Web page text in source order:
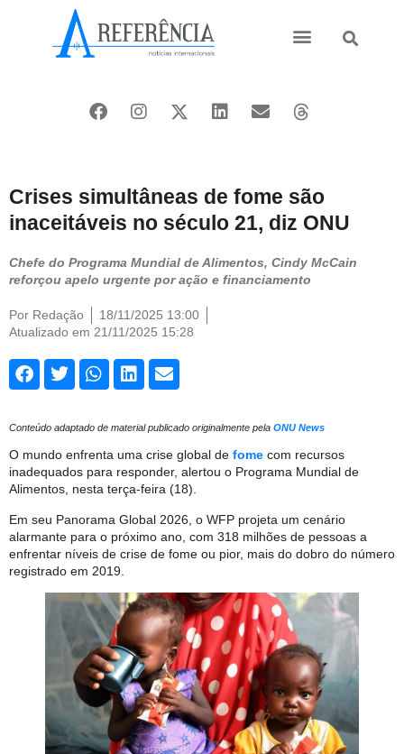
Crises simultâneas de fome são
inaceitáveis no século 21, diz ONU
Chefe do Programa Mundial de Alimentos, Cindy McCain
reforçou apelo urgente por ação e financiamento
Por Redação
18/11/2025 13:00
Atualizado em 21/11/2025 15:28
Conteúdo adaptado de material publicado originalmente pela ONU News
O mundo enfrenta uma crise global de fome com recursos
inadequados para responder, alertou o Programa Mundial de
Alimentos, nesta terça-feira (18).
Em seu Panorama Global 2026, o WFP projeta um cenário
alarmante para o próximo ano, com 318 milhões de pessoas a
enfrentar níveis de crise de fome ou pior, mais do dobro do número
registrado em 2019.